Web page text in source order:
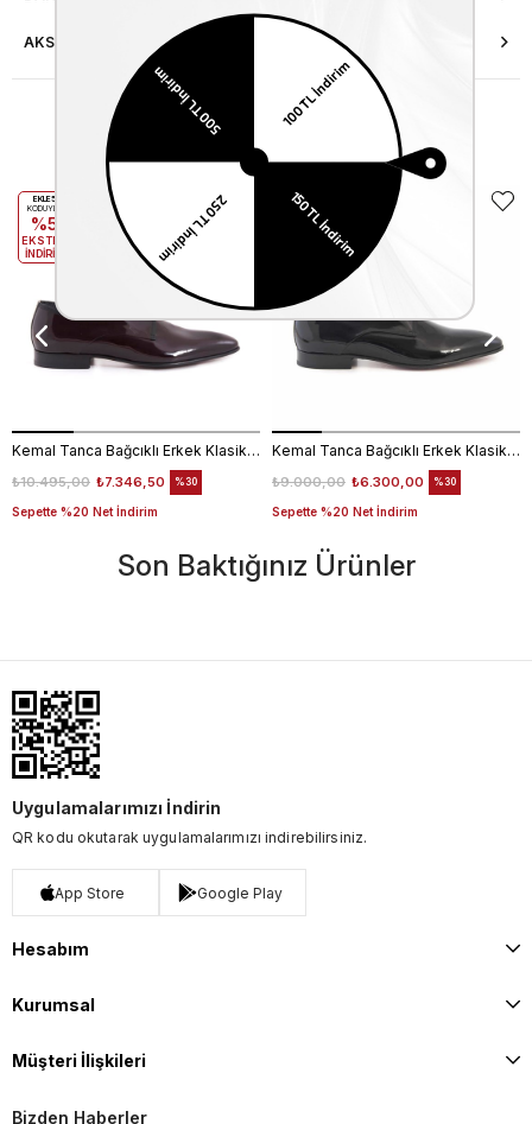
AKSESUAR ONARIMI
Benzer Ürünler
Kemal Tanca Bağcıklı Erkek Klasik Ayakkabı 700
₺7.346,50
₺10.495,00
Sepette %20 Net İndirim
%30
EKLE5
KODUYLA
%5
EKSTRA
İNDİRİM
Kemal Tanca Bağcıklı Erkek Klasik Ayakkabı 700
₺6.300,00
₺9.000,00
Sepette %20 Net İndirim
%30
EKLE5
KODUYLA
%5
Son Baktığınız Ürünler
Uygulamalarımızı İndirin
QR kodu okutarak uygulamalarımızı indirebilirsiniz.
App Store Google Play
Hesabım
Kurumsal
Müşteri İlişkileri
Bizden Haberler